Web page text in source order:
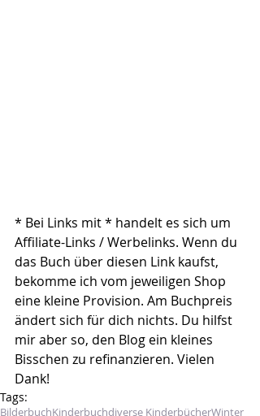
* Bei Links mit * handelt es sich um
Affiliate-Links / Werbelinks. Wenn du
das Buch über diesen Link kaufst,
bekomme ich vom jeweiligen Shop
eine kleine Provision. Am Buchpreis
ändert sich für dich nichts. Du hilfst
mir aber so, den Blog ein kleines
Bisschen zu refinanzieren. Vielen
Dank!
Tags:
BilderbuchKinderbuchdiverse KinderbücherWinter